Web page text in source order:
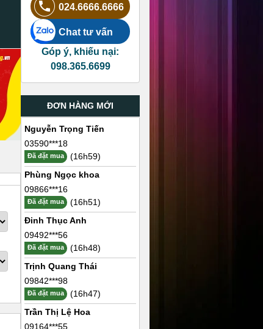
024.6666.6666
Chat tư vấn
Góp ý, khiếu nại:
098.365.6699
ĐƠN HÀNG MỚI
Nguyễn Trọng Tiến
03590***18
Đã đặt mua
(16h59)
Phùng Ngọc khoa
09866***16
Đã đặt mua
(16h51)
Đinh Thục Anh
09492***56
Đã đặt mua
(16h48)
Trịnh Quang Thái
09842***98
Đã đặt mua
(16h47)
Trần Thị Lệ Hoa
09164***55